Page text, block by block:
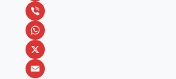
c
e
b
o
e
s
s
e
L
i
n
k
V
i
b
W
h
X